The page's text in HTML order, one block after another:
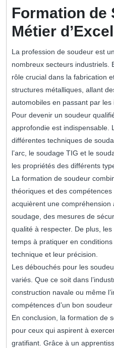
Formation de
Métier
La profession de soudeur est
nombreux secteurs industriels.
rôle crucial dans la fabrication
structures métalliques, allant
automobiles en passant par les
Pour devenir un soudeur
approfondie est indispensable.
différentes techniques de
l’arc, le soudage TIG et le
les propriétés des différents
La formation de soudeur
théoriques et des
acquièrent une
soudage, des mesures de
qualité à respecter. De plus,
temps à pratiquer en
technique et leur précision.
Les débouchés pour les
variés. Que ce soit dans
construction navale ou même
compétences d’un bon
En conclusion, la formation de
pour ceux qui aspirent à
gratifiant. Grâce à un